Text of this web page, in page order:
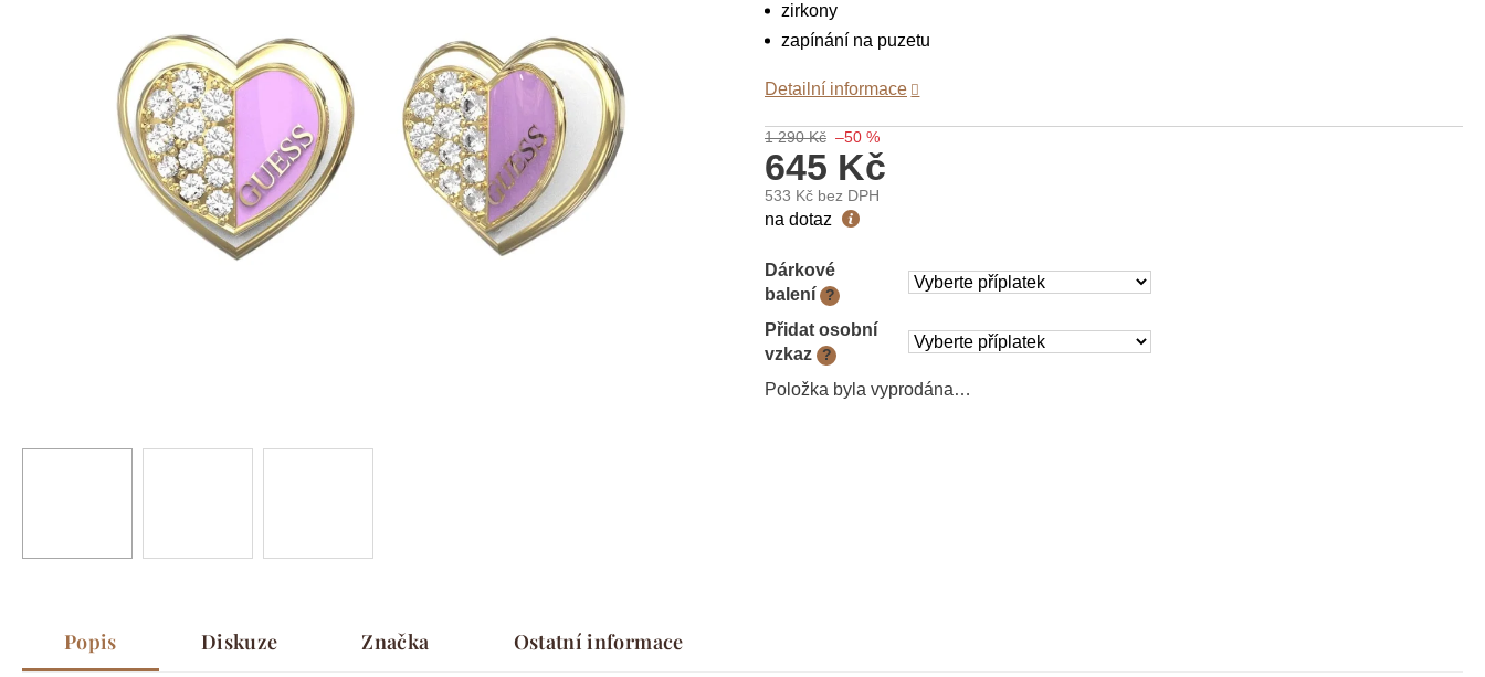
1 290 Kč –50 %
645 Kč
533 Kč bez DPH
Měrná
na dotaz
Dárkové
balení
?
Přidat osobní
vzkaz
?
Položka byla vyprodána…
zirkony
zapínání na puzetu
Detailní informace
Popis Diskuze Značka Ostatní informace